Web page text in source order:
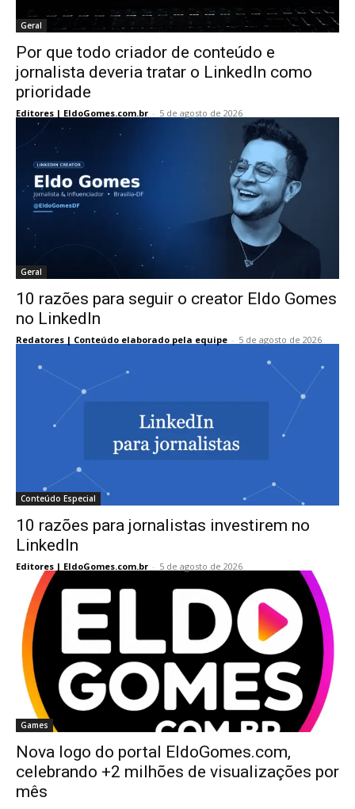
Geral
Por que todo criador de conteúdo e
jornalista deveria tratar o LinkedIn como
prioridade
Editores | EldoGomes.com.br - 5 de agosto de 2026
Geral
10 razões para seguir o creator Eldo Gomes
no LinkedIn
Redatores | Conteúdo elaborado pela equipe - 5 de agosto de 2026
Conteúdo Especial
10 razões para jornalistas investirem no
LinkedIn
Editores | EldoGomes.com.br - 5 de agosto de 2026
Games
Nova logo do portal EldoGomes.com,
celebrando +2 milhões de visualizações por
mês